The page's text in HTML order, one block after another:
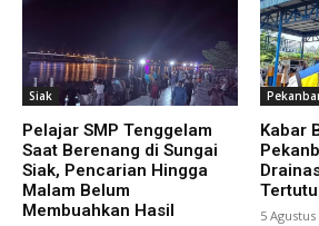
Siak
Pelajar SMP Tenggelam
Saat Berenang di Sungai
Siak, Pencarian Hingga
Malam Belum
Membuahkan Hasil
Kabar
5 Agustus